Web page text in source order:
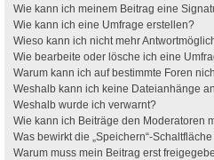
Wie kann ich meinem Beitrag eine
Wie kann ich eine Umfrage erstellen?
Wieso kann ich nicht mehr
Wie bearbeite oder lösche ich eine
Warum kann ich auf bestimmte Foren
Weshalb kann ich keine Dateianhänge
Weshalb wurde ich verwarnt?
Wie kann ich Beiträge den Moderatoren
Was bewirkt die „Speichern“-
Warum muss mein Beitrag erst